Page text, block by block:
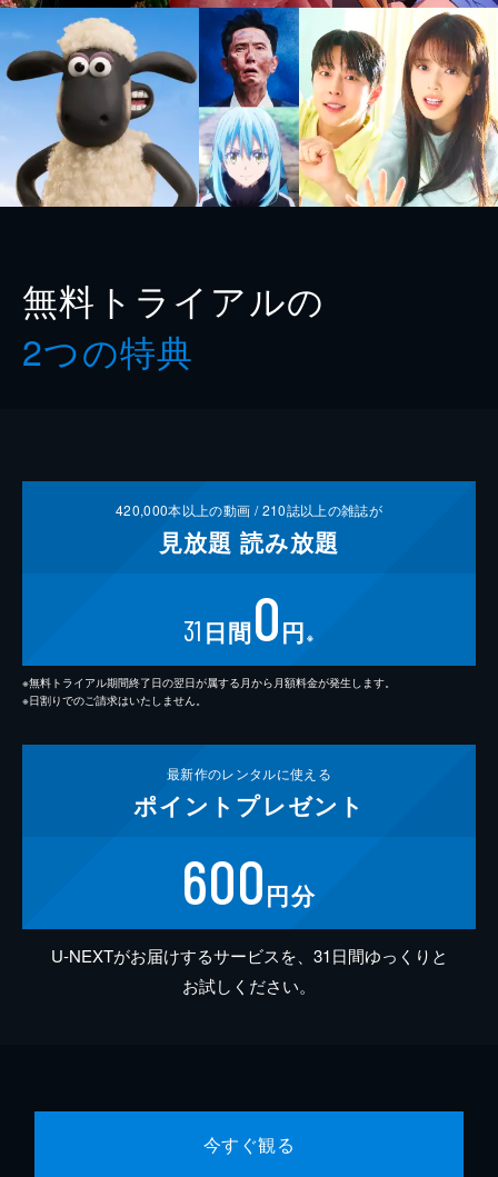
無料トライアルの
2つの特典
420,000本以上の動画 /210誌以上の雑誌が
見放題 読み放題
31 日間0円 ※
※無料トライアル期間終了日の翌日が属する月から月額料金が発生します。
※日割りでのご請求はいたしません。
最新作のレンタルに使える
ポイント プレゼント
600円分
U-NEXTがお届けするサービスを、31日間ゆっくりと
お試しください。
今すぐ観る